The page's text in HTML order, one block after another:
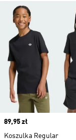
Price
89,95 zł
Koszulka Regular